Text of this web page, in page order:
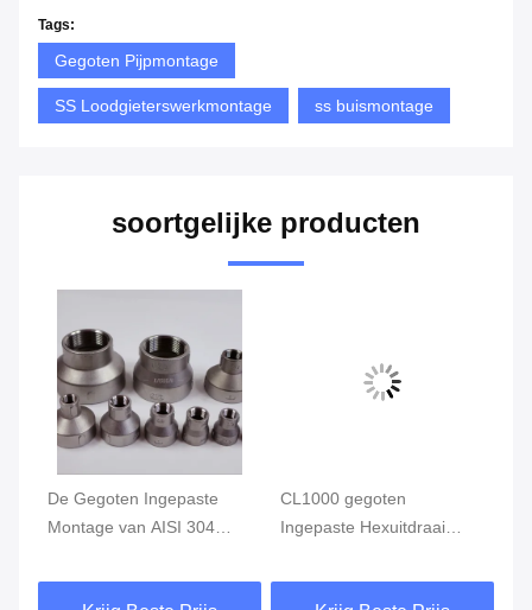
Tags:
Gegoten Pijpmontage
SS Loodgieterswerkmontage ss buismontage
soortgelijke producten
De Gegoten Ingepaste
Montage van AISI 304
Verminderen van
CL1000 gegoten
Ingepaste Hexuitdraai
Buismontage van ASTM